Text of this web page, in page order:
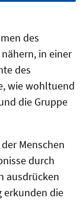
des
in einer
des
wie wohltuend
die Gruppe
Menschen
durch
ausdrücken
erkunden die